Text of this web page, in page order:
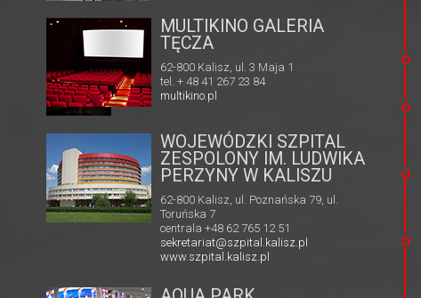
MULTIKINO GALERIA
TĘCZA
62-800 Kalisz, ul. 3 Maja 1
tel. + 48 41 267 23 84
multikino.pl
WOJEWÓDZKI SZPITAL
ZESPOLONY IM. LUDWIKA
PERZYNY W KALISZU
62-800 Kalisz, ul. Poznańska 79, ul.
Toruńska 7
centrala +48 62 765 12 51
sekretariat@szpital.kalisz.pl
www.szpital.kalisz.pl